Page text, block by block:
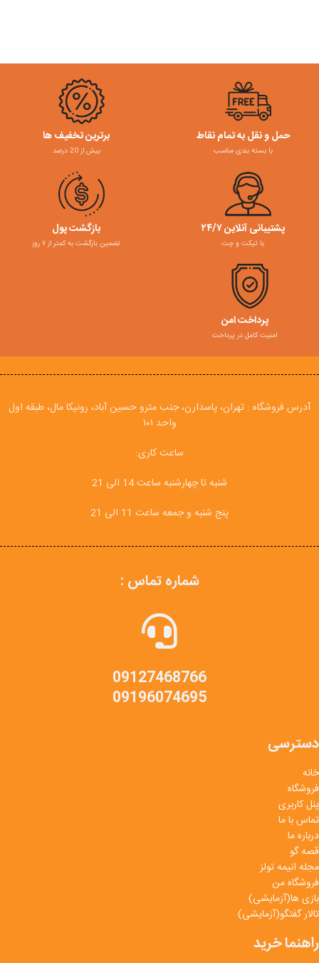
حمل و نقل به تمام نقاط
با بسته بندی مناسب
برترین تخفیف ها
بیش از 20 درصد
پشتیبانی آنلاین ۲۴/۷
با تیکت و چت
بازگشت پول
تضمین بازگشت به کمتر از ۷ روز
پرداخت امن
امنیت کامل در پرداخت
آدرس فروشگاه : تهران، پاسدارن، جنب مترو حسین آباد، رونیکا مال، طبقه اول
واحد ۱۰۱
ساعت کاری:
شنبه تا چهارشنبه ساعت 14 الی 21
پنج شنبه و جمعه ساعت 11 الی 21
شماره تماس :
09127468766
09196074695
دسترسی
خانه
فروشگاه
پنل کاربری
تماس با ما
درباره ما
قصه گو
مجله انیمه تولز
فروشگاه من
بازی ها(آزمایشی)
تالار گفتگو(آزمایشی)
راهنما خرید